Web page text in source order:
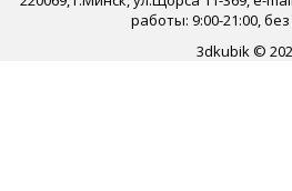
работы: 9:00-21:00,
3dkubik ©